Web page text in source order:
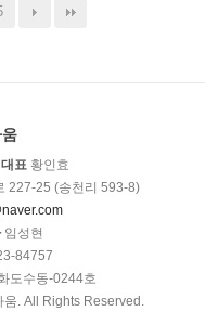
대표 황인효
227-25 (송천리 593-8)
임성현
84757
도수동-0244호
. All Rights Reserved.